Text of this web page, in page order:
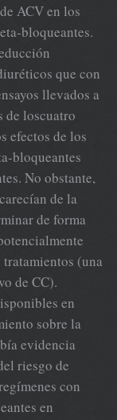
ACV en los
bloqueantes.
que con
llevados a
de loscuatro
efectos de los
bloqueantes
No obstante,
de la
de forma
(una
de CC).
en
sobre la
evidencia
riesgo de
con
en